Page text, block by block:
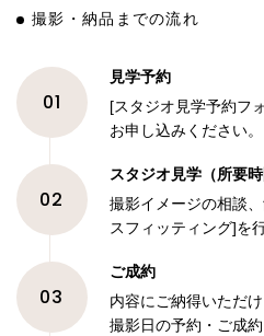
撮影・納品までの流れ
01
見学予約
[スタジオ見学予約フ
お申し込みください。
02
スタジオ見学（所要時
撮影イメージの相談
スフィッティング]を
03
ご成約
内容にご納得いただけ
撮影日の予約・ご成約